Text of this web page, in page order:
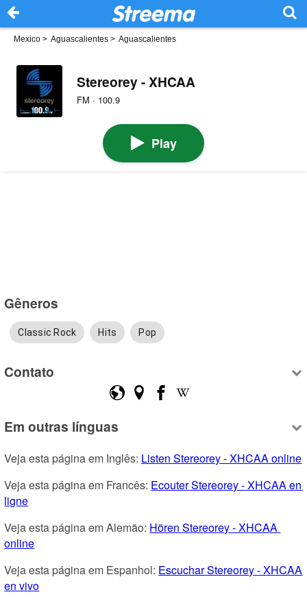
Mexico > Aguascalientes > Aguascalientes
Stereorey - XHCAA
FM · 100.9
Play
Gêneros
Classic Rock Hits Pop
Contato
Em outras línguas
Veja esta página em Inglês: Listen Stereorey - XHCAA online
Veja esta página em Francês: Ecouter Stereorey - XHCAA en
ligne
Veja esta página em Alemão: Hören Stereorey - XHCAA
online
Veja esta página em Espanhol: Escuchar Stereorey - XHCAA
en vivo